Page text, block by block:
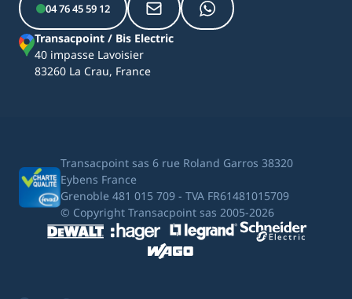
04 76 45 59 12
Transacpoint / Bis Electric
40 impasse Lavoisier
83260 La Crau, France
Transacpoint sas 6 rue Roland Garros 38320
Eybens France
Grenoble 481 015 709 - TVA FR61481015709
© Copyright Transacpoint sas 2005-2026